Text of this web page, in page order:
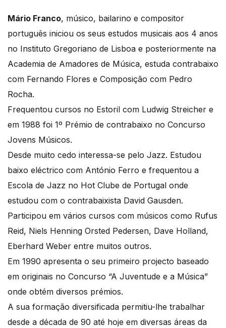
Mário Franco, músico, bailarino e compositor
português iniciou os seus estudos musicais aos 4 anos
no Instituto Gregoriano de Lisboa e posteriormente na
Academia de Amadores de Música, estuda contrabaixo
com Fernando Flores e Composição com Pedro
Rocha.
Frequentou cursos no Estoril com Ludwig Streicher e
em 1988 foi 1º Prémio de contrabaixo no Concurso
Jovens Músicos.
Desde muito cedo interessa-se pelo Jazz. Estudou
baixo eléctrico com António Ferro e frequentou a
Escola de Jazz no Hot Clube de Portugal onde
estudou com o contrabaixista David Gausden.
Participou em vários cursos com músicos como Rufus
Reid, Niels Henning Orsted Pedersen, Dave Holland,
Eberhard Weber entre muitos outros.
Em 1990 apresenta o seu primeiro projecto baseado
em originais no Concurso “A Juventude e a Música”
onde obtém diversos prémios.
A sua formação diversificada permitiu-lhe trabalhar
desde a década de 90 até hoje em diversas áreas da